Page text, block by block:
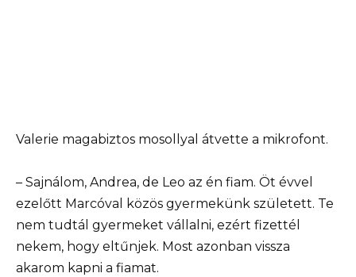
Valerie magabiztos mosollyal átvette a mikrofont.
– Sajnálom, Andrea, de Leo az én fiam. Öt évvel
ezelőtt Marcóval közös gyermekünk született. Te
nem tudtál gyermeket vállalni, ezért fizettél
nekem, hogy eltűnjek. Most azonban vissza
akarom kapni a fiamat.